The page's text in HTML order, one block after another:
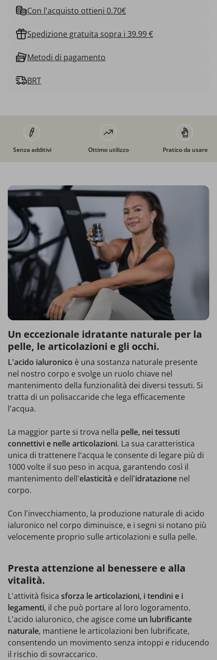
Con l'acquisto ottieni 0.70€
Spedizione gratuita sopra i 39.99 €
Metodi di pagamento
BRT
Senza additivi Ottimo utilizzo Pratico da usare
Un eccezionale idratante naturale per la
pelle, le articolazioni e gli occhi.
L'acido ialuronico è una sostanza naturale presente
nel nostro corpo e svolge un ruolo chiave nel
mantenimento della funzionalità dei diversi tessuti. Si
tratta di un polisaccaride che lega efficacemente
l'acqua.
La maggior parte si trova nella pelle, nei tessuti
connettivi e nelle articolazioni. La sua caratteristica
unica di trattenere l'acqua le consente di legare più di
1000 volte il suo peso in acqua, garantendo così il
mantenimento dell'elasticità e dell'idratazione nel
corpo.
Con l'invecchiamento, la produzione naturale di acido
ialuronico nel corpo diminuisce, e i segni si notano più
velocemente proprio sulle articolazioni e sulla pelle.
Presta attenzione al benessere e alla
vitalità.
L'attività fisica sforza le articolazioni, i tendini e i
legamenti, il che può portare al loro logoramento.
L'acido ialuronico, che agisce come un lubrificante
naturale, mantiene le articolazioni ben lubrificate,
consentendo un movimento senza intoppi e riducendo
il rischio di sovraccarico.